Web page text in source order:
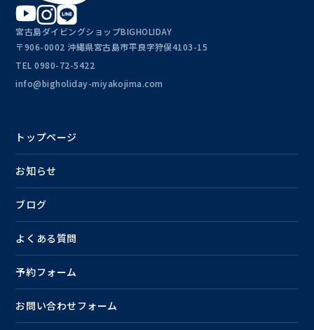
宮古島ダイビングショップBIGHOLIDAY
〒906-0002 沖縄県宮古島市平良字狩俣4103-15
TEL0980-72-5422
info@bigholiday-miyakojima.com
トップページ
お知らせ
ブログ
よくある質問
予約フォーム
お問い合わせフォーム